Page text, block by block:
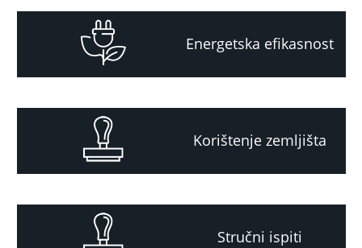
Energetska efikasnost
Korištenje zemljišta
Stručni ispiti